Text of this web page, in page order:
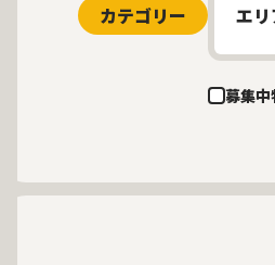
カテゴリー エ
募集